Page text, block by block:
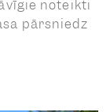
noteikti
pārsniedz